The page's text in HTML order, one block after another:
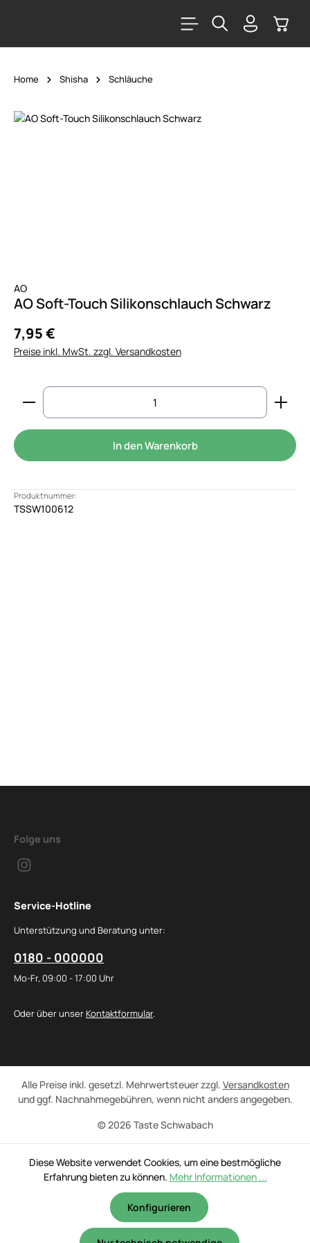
Home Shisha Schläuche
Bildergalerie überspringen
AO
AO Soft-Touch Silikonschlauch Schwarz
7,95 €
Preise inkl. MwSt. zzgl. Versandkosten
Produkt Anzahl: Gib den gewünschten Wert
In den Warenkorb
Produktnummer:
TSSW100612
Folge uns
Service-Hotline
Unterstützung und Beratung unter:
0180 - 000000
Mo-Fr, 09:00 - 17:00 Uhr
Oder über unser Kontaktformular.
© 2026 Taste Schwabach
Alle Preise inkl. gesetzl. Mehrwertsteuer zzgl. Versandkosten
und ggf. Nachnahmegebühren, wenn nicht anders angegeben.
Diese Website verwendet Cookies, um eine bestmögliche
Erfahrung bieten zu können. Mehr Informationen ...
Konfigurieren